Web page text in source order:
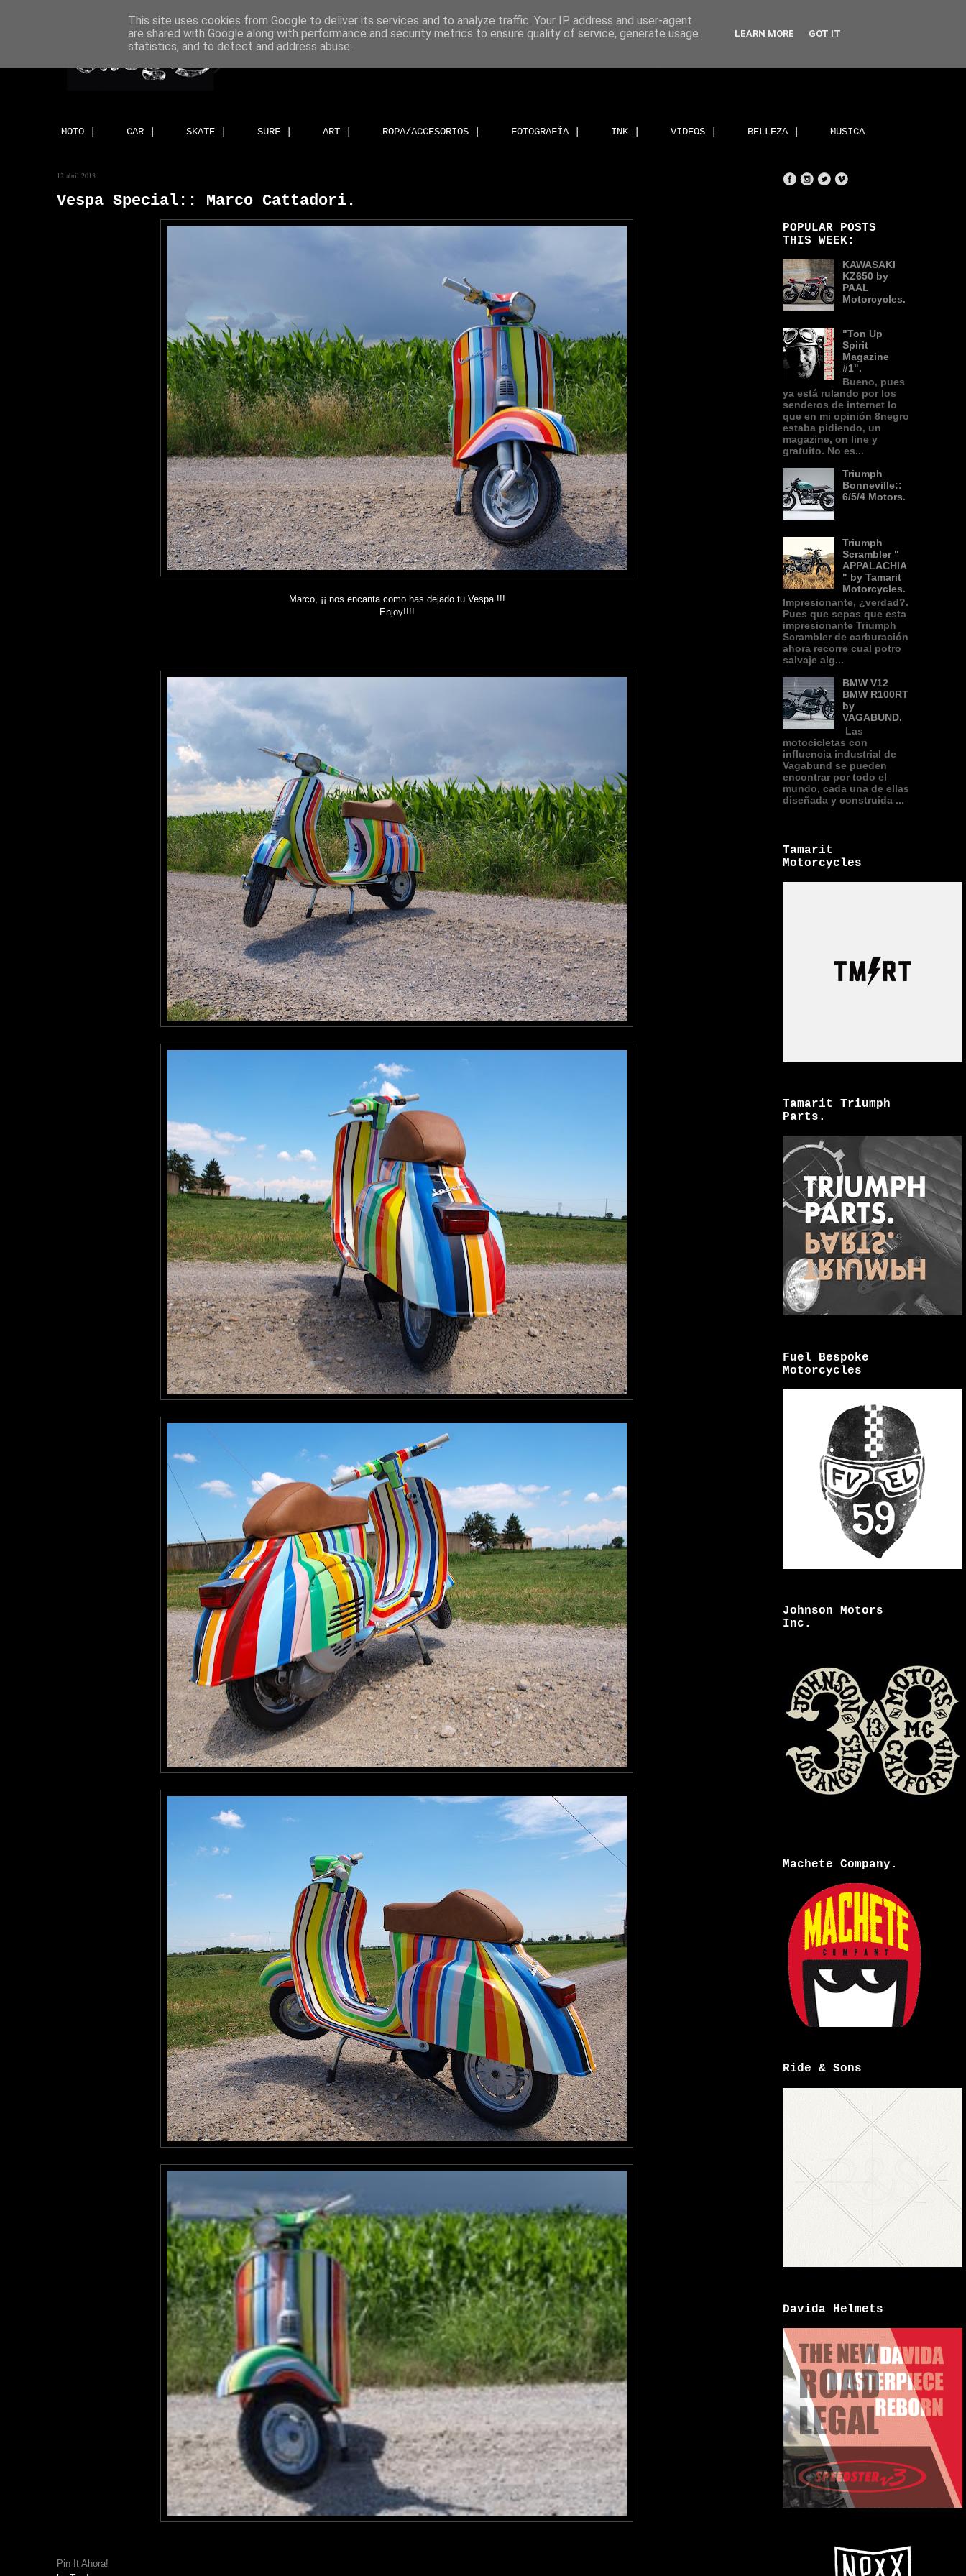
MOTO | CAR | SKATE | SURF | ART | ROPA/ACCESORIOS | FOTOGRAFÍA | INK | VIDEOS | BELLEZA | MUSICA
12 abril 2013
Vespa Special:: Marco Cattadori.
Marco, ¡¡ nos encanta como has dejado tu Vespa !!!
Enjoy!!!!
Pin It Ahora!
POPULAR POSTS
THIS WEEK:
KAWASAKI
KZ650 by
PAAL
Motorcycles.
"Ton Up
Spirit
Magazine
#1".
Bueno, pues
ya está rulando por los
senderos de internet lo
que en mi opinión 8negro
estaba pidiendo, un
magazine, on line y
gratuito. No es...
Triumph
Bonneville::
6/5/4 Motors.
Triumph
Scrambler "
APPALACHIA
" by Tamarit
Motorcycles.
Impresionante, ¿verdad?.
Pues que sepas que esta
impresionante Triumph
Scrambler de carburación
ahora recorre cual potro
salvaje alg...
BMW V12
BMW R100RT
by
VAGABUND.
Las
motocicletas con
influencia industrial de
Vagabund se pueden
encontrar por todo el
mundo, cada una de ellas
diseñada y construida ...
Tamarit
Motorcycles
Tamarit Triumph
Parts.
Fuel Bespoke
Motorcycles
Johnson Motors
Inc.
Machete Company.
Ride & Sons
Davida Helmets
This site uses cookies from Google to deliver its services and to analyze traffic. Your IP address and user-agent
are shared with Google along with performance and security metrics to ensure quality of service, generate usage
statistics, and to detect and address abuse.
LEARN MORE GOT IT